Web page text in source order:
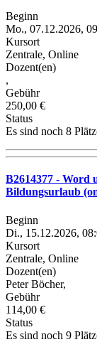
Beginn
Mo., 07.12.2026,
Kursort
Zentrale, Online
Dozent(en)
,
Gebühr
250,00 €
Status
Es sind noch 8
B2614377 - Word
Bildungsurlaub
Beginn
Di., 15.12.2026,
Kursort
Zentrale, Online
Dozent(en)
Peter Böcher,
Gebühr
114,00 €
Status
Es sind noch 9